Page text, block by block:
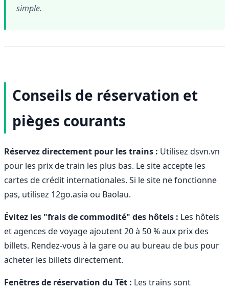
simple.
Conseils de réservation et
pièges courants
Réservez directement pour les trains : Utilisez dsvn.vn
pour les prix de train les plus bas. Le site accepte les
cartes de crédit internationales. Si le site ne fonctionne
pas, utilisez 12go.asia ou Baolau.
Évitez les "frais de commodité" des hôtels : Les hôtels
et agences de voyage ajoutent 20 à 50 % aux prix des
billets. Rendez-vous à la gare ou au bureau de bus pour
acheter les billets directement.
Fenêtres de réservation du Têt : Les trains sont